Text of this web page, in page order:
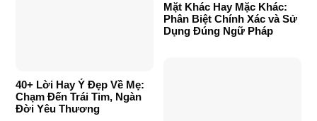
40+ Lời Hay Ý Đẹp Về Mẹ:
Chạm Đến Trái Tim, Ngàn
Đời Yêu Thương
Mặt Khác Hay Mặc Khác:
Phân Biệt Chính Xác và Sử
Dụng Đúng Ngữ Pháp